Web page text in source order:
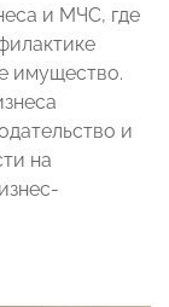
и МЧС, где
имущество.
и
на